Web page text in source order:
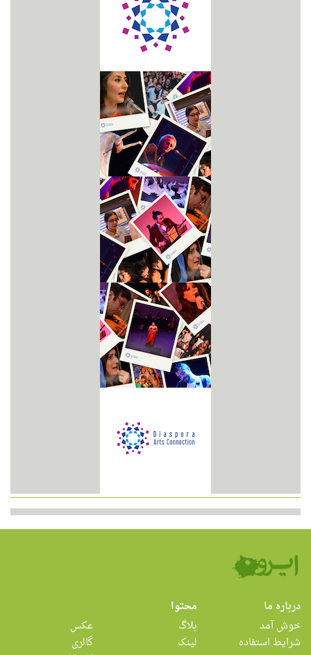
درباره ما
خوش آمد
شرایط استفاده
محتوا
بلاگ
لینک
عکس
گالری